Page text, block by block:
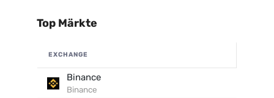
Top Märkte
EXCHANGE
Binance
Binance